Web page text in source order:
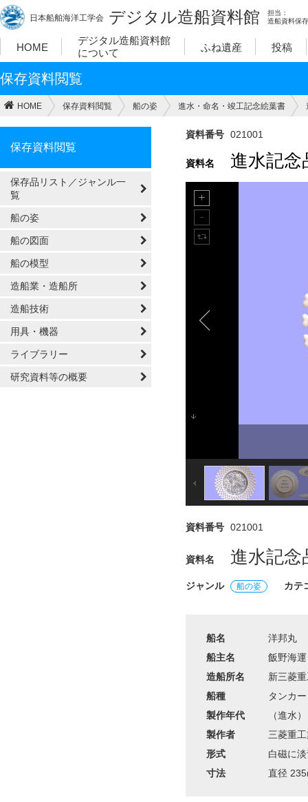
日本船舶海洋工学会 デジタル造船資料館
担当：
造船資料保
HOME
デジタル造船資料館
について
ふね遺産 投稿
保存資料閲覧
HOME 保存資料閲覧 船の姿 進水・命名・竣工記念絵葉書
保存資料閲覧
保存品リスト／ジャンル一
覧
船の姿
船の図面
船の模型
造船業・造船所
造船技術
用具・機器
ライブラリー
研究資料等の概要
資料番号 021001
資料名 進水記念
資料番号 021001
資料名 進水記念
ジャンル 船の姿 カテ
船名
洋邦丸
船主名
飯野海
造船所名
新三菱
船種
タンカー
製作年代
（進水
製作者
三菱重
形式
白磁に
寸法
直径